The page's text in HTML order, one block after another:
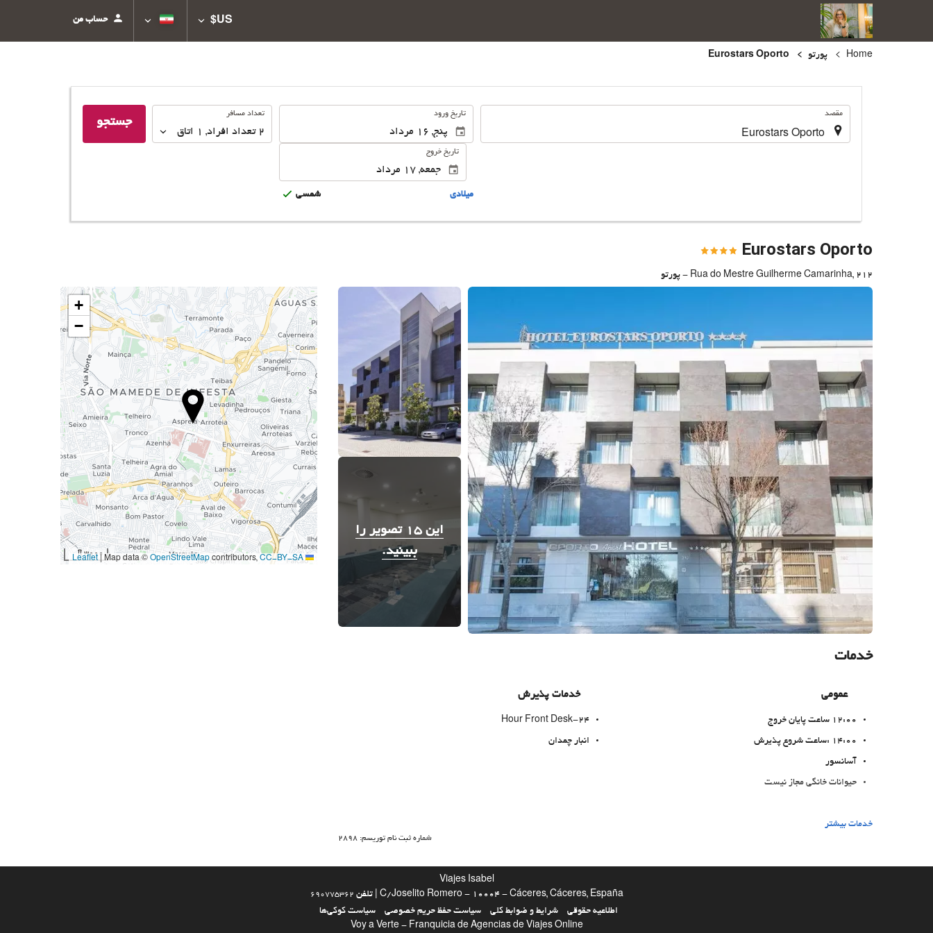
US$ حساب من
Home پورتو
مقصد تاریخ ورود
تاریخ خروج
ميلادى شمسى
تعداد
تعداد مسافر
2 تعداد افراد ,
1 اتاق
جستجو
Eurostars Oporto
Rua do Mestre Guilherme Camarinha, 212 - پورتو
این 15 تصویر را
ببینید.
خدمات
عمومی
12:00 ساعت پایان خروج
14:00 :ساعت شروع پذیرش
آسانسور
حیوانات خانگی مجاز نیست
خدمات پذیرش
24-Hour Front Desk
انبار چمدان
غذا و نوشیدنی
بار
رختشویی
خدمات بیشتر
شماره ثبت نام توریسم: 2898
+
−
3000 ft
Leaflet
|Map data © OpenStreetMapcontributors, CC-BY-SA
Viajes Isabel
C/Joselito Romero - 10004 - Cáceres, Cáceres, España | تلفن
690775362
اطلاعیه حقوقی شرایط و ضوابط کلی سیاست حفظ حریم خصوصی
سیاست کوکی‌ها
Voy a Verte - Franquicia de Agencias de Viajes Online